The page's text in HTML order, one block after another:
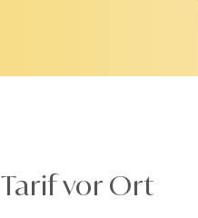
Tarif vor Ort